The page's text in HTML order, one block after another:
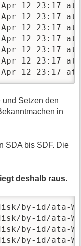
12 23:17 ata-
12 23:17 ata-
12 23:17 ata-
12 23:17 ata-
12 23:17 ata-
12 23:17 ata-
12 23:17 ata-
Setzen den
in
SDA bis SDF. Die
deshalb raus.
id/ata-
id/ata-
ata-
ata-